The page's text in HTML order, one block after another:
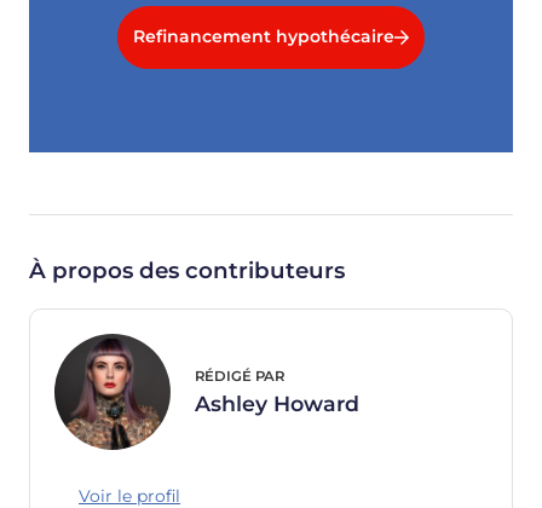
Refinancement hypothécaire
À propos des contributeurs
RÉDIGÉ PAR
Ashley Howard
Voir le profil